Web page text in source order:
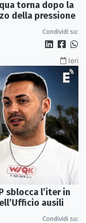
torna dopo la
della pressione
Condividi su:
Ieri
sblocca l’iter in
ausili
Condividi su: